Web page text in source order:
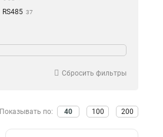
RS485 37
50-60мм 4
Сбросить фильтры
Показывать по: 40 100 200